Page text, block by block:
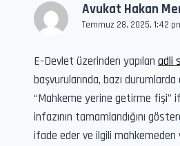
Avukat Hakan
Temmuz 28, 2025, 1:42
E-Devlet üzerinden yapılan adli
başvurularında, bazı
“Mahkeme yerine getirme fişi”
infazının tamamlandığını
ifade eder ve ilgili mahkemeden